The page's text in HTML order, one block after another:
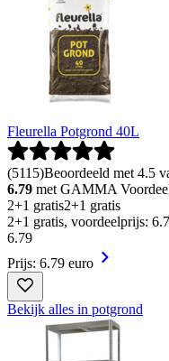
Fleurella Potgrond 40L
(5115)Beoordeeld met 4.5
6.79 met GAMMA
2+1 gratis2+1 gratis
2+1 gratis, voordeelprijs:
6.79
Prijs: 6.79 euro
Bekijk alles in potgrond